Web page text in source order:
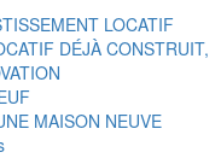
LOCATIF
DÉJÀ CONSTRUIT,
MAISON NEUVE